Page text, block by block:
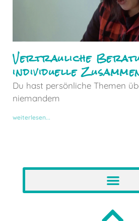
Vertrauliche
individuelle
Du hast persönliche Themen
niemandem
weiterlesen...